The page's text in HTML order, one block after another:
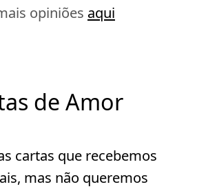
opiniões aqui
de Amor
cartas que recebemos
mas não queremos